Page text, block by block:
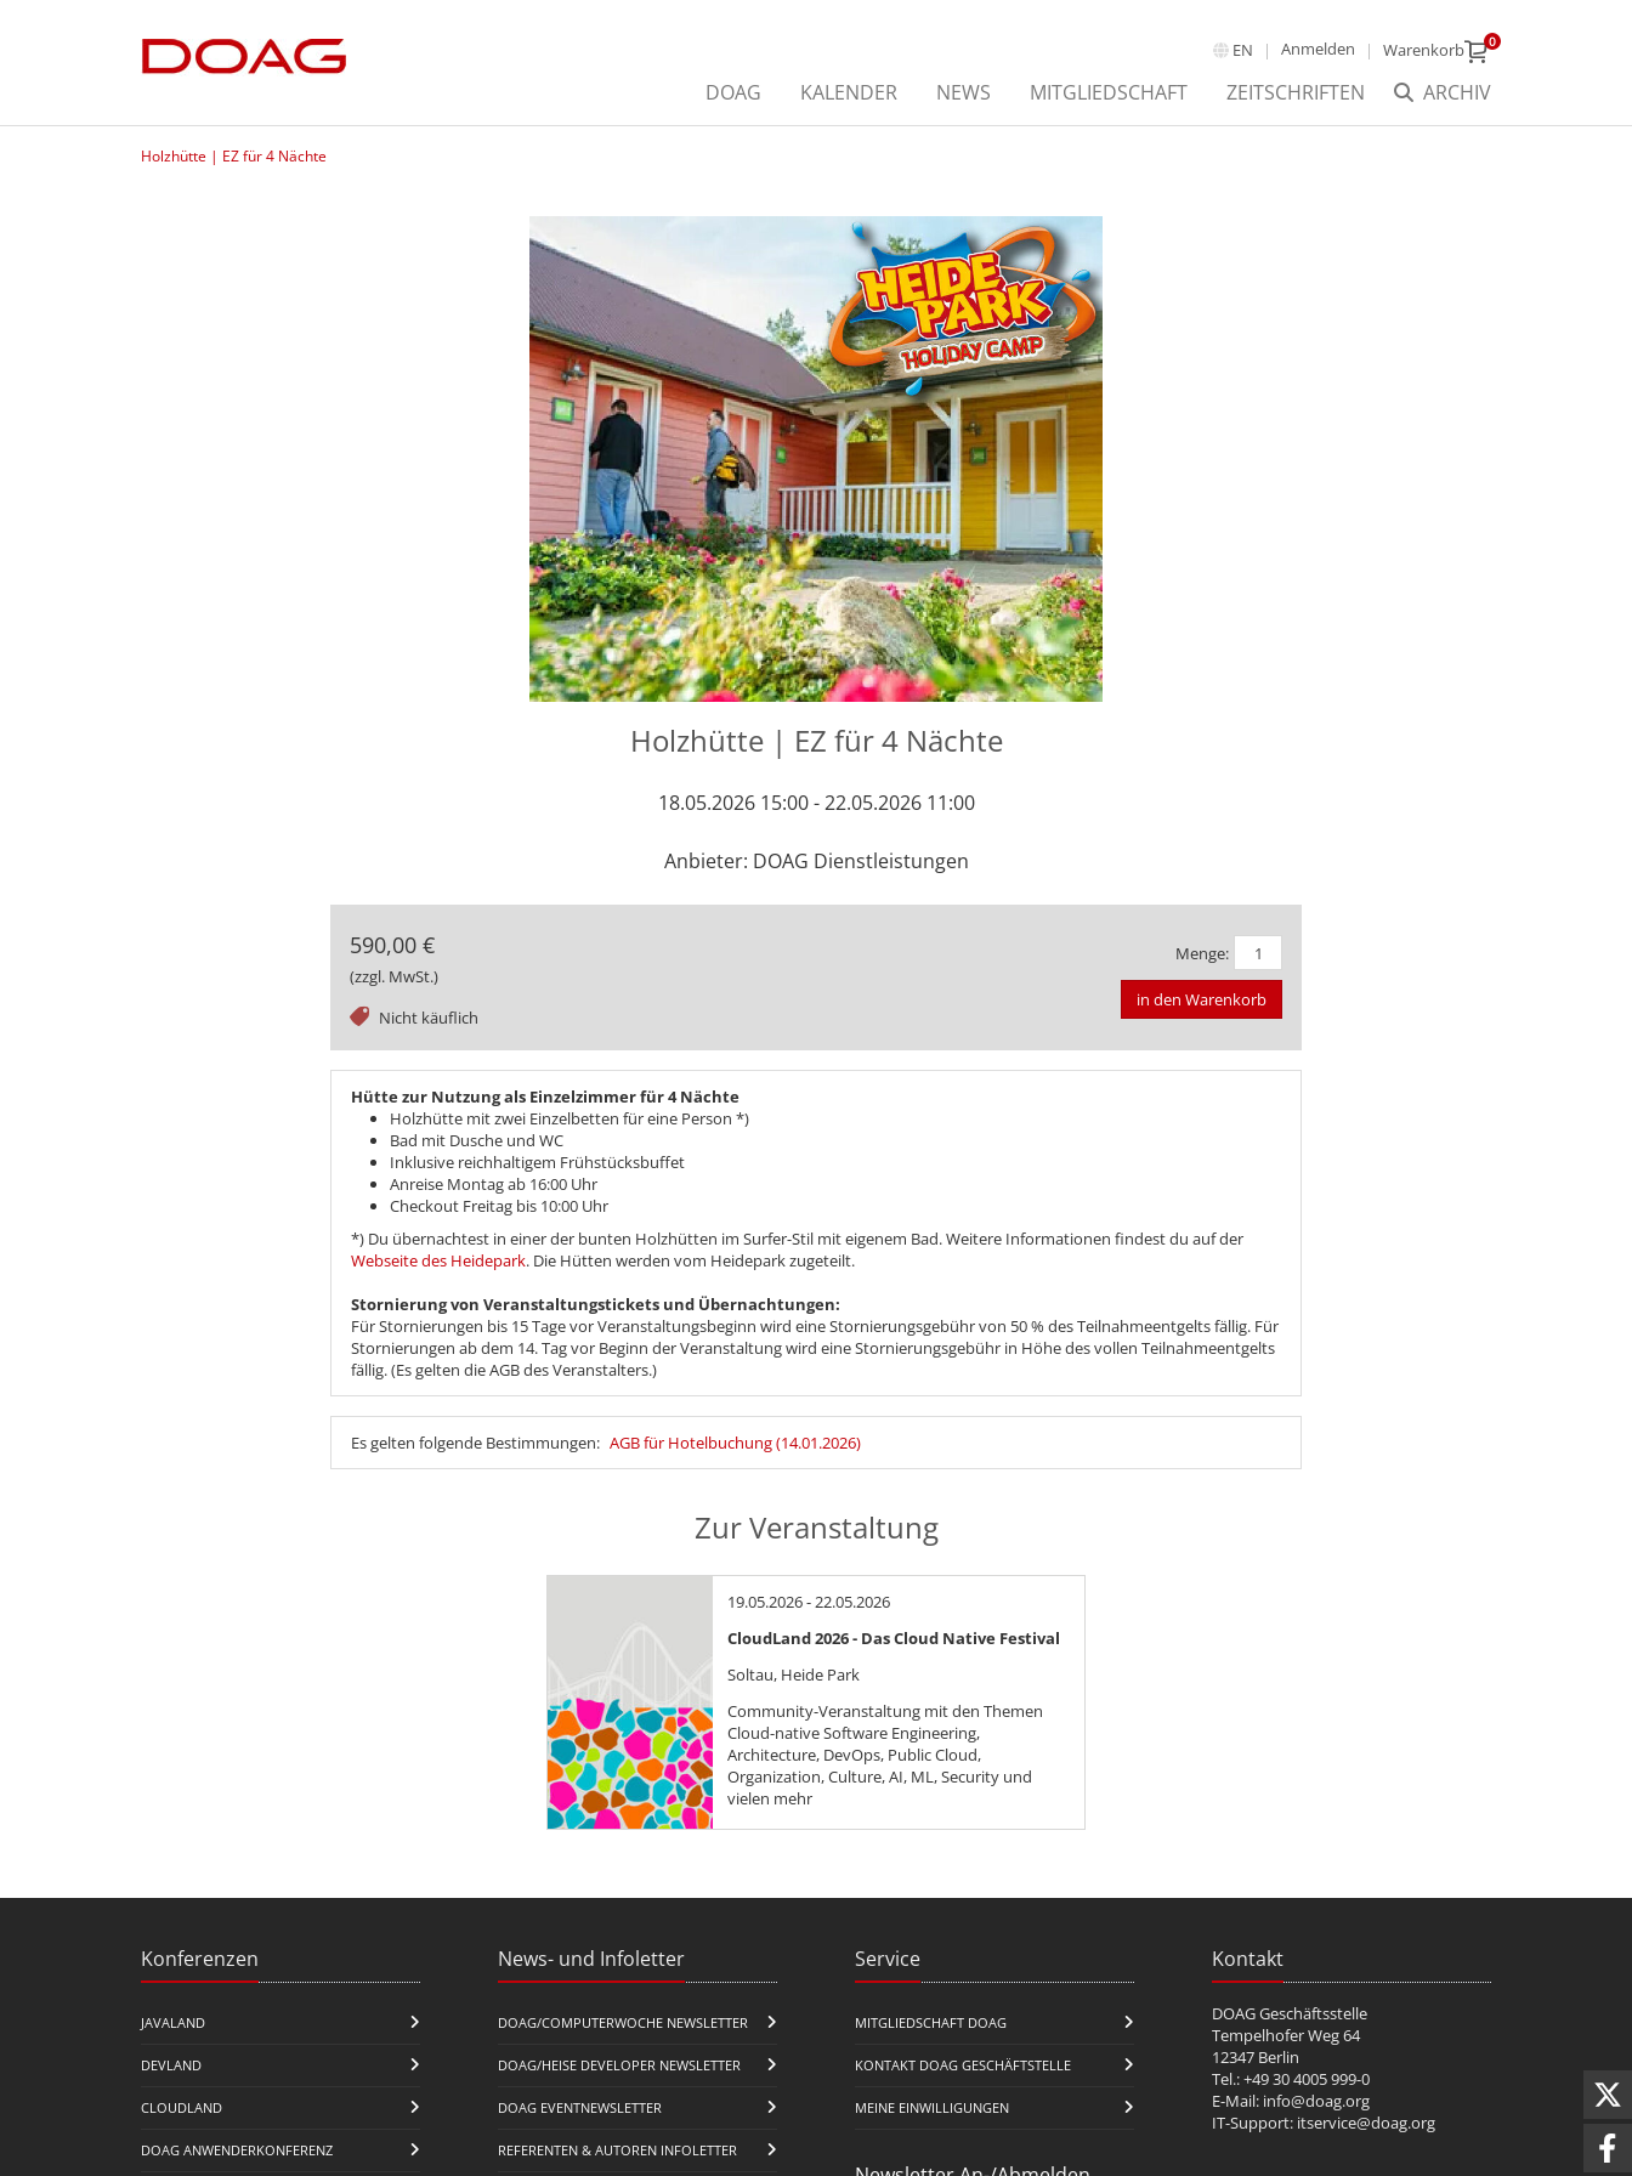
EN Anmelden Warenkorb 0
ARCHIV
DOAG KALENDER NEWS MITGLIEDSCHAFT ZEITSCHRIFTEN
Holzhütte | EZ für 4 Nächte
Holzhütte | EZ für 4 Nächte
18.05.2026 15:00 - 22.05.2026 11:00
Anbieter: DOAG Dienstleistungen
590,00 €
(zzgl. MwSt.)
Nicht käuflich
tag
Menge:
in den Warenkorb
Hütte zur Nutzung als Einzelzimmer für 4 Nächte
Holzhütte mit zwei Einzelbetten für eine Person *)
Bad mit Dusche und WC
Inklusive reichhaltigem Frühstücksbuffet
Anreise Montag ab 16:00 Uhr
Checkout Freitag bis 10:00 Uhr
*) Du übernachtest in einer der bunten Holzhütten im Surfer-Stil mit eigenem Bad. Weitere Informationen findest du auf der
Webseite des Heidepark. Die Hütten werden vom Heidepark zugeteilt.
Stornierung von Veranstaltungstickets und Übernachtungen:
Für Stornierungen bis 15 Tage vor Veranstaltungsbeginn wird eine Stornierungsgebühr von 50 % des Teilnahmeentgelts fällig. Für
Stornierungen ab dem 14. Tag vor Beginn der Veranstaltung wird eine Stornierungsgebühr in Höhe des vollen Teilnahmeentgelts
fällig. (Es gelten die AGB des Veranstalters.)
Es gelten folgende Bestimmungen: AGB für Hotelbuchung (14.01.2026)
Zur Veranstaltung
19.05.2026 - 22.05.2026
CloudLand 2026 - Das Cloud Native Festival
Soltau, Heide Park
Community-Veranstaltung mit den Themen
Cloud-native Software Engineering,
Architecture, DevOps, Public Cloud,
Organization, Culture, AI, ML, Security und
vielen mehr
Konferenzen
JAVALAND
DEVLAND
CLOUDLAND
DOAG ANWENDERKONFERENZ
News- und Infoletter
DOAG/COMPUTERWOCHE NEWSLETTER
DOAG/HEISE DEVELOPER NEWSLETTER
DOAG EVENTNEWSLETTER
REFERENTEN & AUTOREN INFOLETTER
Service
MITGLIEDSCHAFT DOAG
KONTAKT DOAG GESCHÄFTSTELLE
MEINE EINWILLIGUNGEN
Kontakt
DOAG Geschäftsstelle
Tempelhofer Weg 64
12347 Berlin
Tel.: +49 30 4005 999-0
E-Mail: info@doag.org
IT-Support: itservice@doag.org